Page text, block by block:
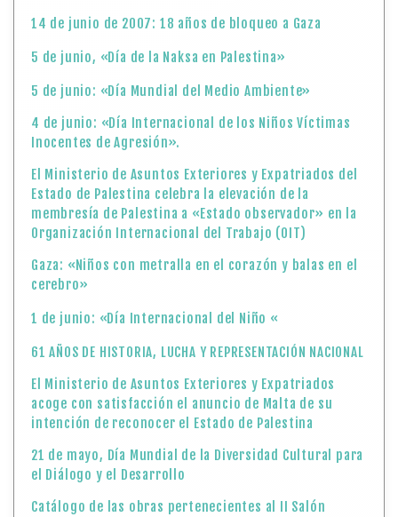
14 de junio de 2007: 18 años de bloqueo a Gaza
5 de junio, «Día de la Naksa en Palestina»
5 de junio: «Día Mundial del Medio Ambiente»
4 de junio: «Día Internacional de los Niños Víctimas
Inocentes de Agresión».
El Ministerio de Asuntos Exteriores y Expatriados del
Estado de Palestina celebra la elevación de la
membresía de Palestina a «Estado observador» en la
Organización Internacional del Trabajo (OIT)
Gaza: «Niños con metralla en el corazón y balas en el
cerebro»
1 de junio: «Día Internacional del Niño «
61 AÑOS DE HISTORIA, LUCHA Y REPRESENTACIÓN NACIONAL
El Ministerio de Asuntos Exteriores y Expatriados
acoge con satisfacción el anuncio de Malta de su
intención de reconocer el Estado de Palestina
21 de mayo, Día Mundial de la Diversidad Cultural para
el Diálogo y el Desarrollo
Catálogo de las obras pertenecientes al II Salón